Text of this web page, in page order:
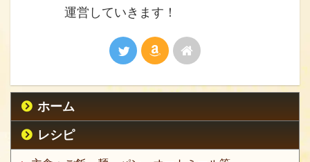
運営していきます！
ホーム
レシピ